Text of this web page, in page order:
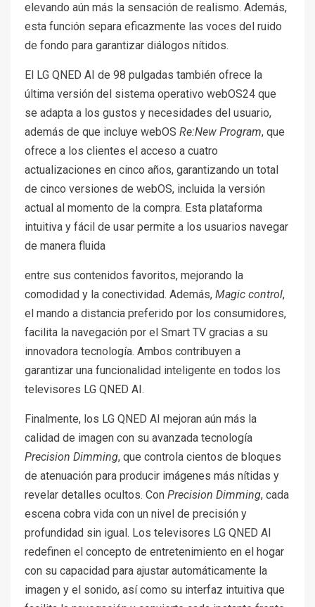
elevando aún más la sensación de realismo. Además,
esta función separa eficazmente las voces del ruido
de fondo para garantizar diálogos nítidos.
El LG QNED AI de 98 pulgadas también ofrece la
última versión del sistema operativo webOS24 que
se adapta a los gustos y necesidades del usuario,
además de que incluye webOS Re:New Program, que
ofrece a los clientes el acceso a cuatro
actualizaciones en cinco años, garantizando un total
de cinco versiones de webOS, incluida la versión
actual al momento de la compra. Esta plataforma
intuitiva y fácil de usar permite a los usuarios navegar
de manera fluida
entre sus contenidos favoritos, mejorando la
comodidad y la conectividad. Además, Magic control,
el mando a distancia preferido por los consumidores,
facilita la navegación por el Smart TV gracias a su
innovadora tecnología. Ambos contribuyen a
garantizar una funcionalidad inteligente en todos los
televisores LG QNED AI.
Finalmente, los LG QNED AI mejoran aún más la
calidad de imagen con su avanzada tecnología
Precision Dimming, que controla cientos de bloques
de atenuación para producir imágenes más nítidas y
revelar detalles ocultos. Con Precision Dimming, cada
escena cobra vida con un nivel de precisión y
profundidad sin igual. Los televisores LG QNED AI
redefinen el concepto de entretenimiento en el hogar
con su capacidad para ajustar automáticamente la
imagen y el sonido, así como su interfaz intuitiva que